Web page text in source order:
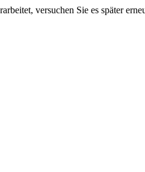
versuchen Sie es später